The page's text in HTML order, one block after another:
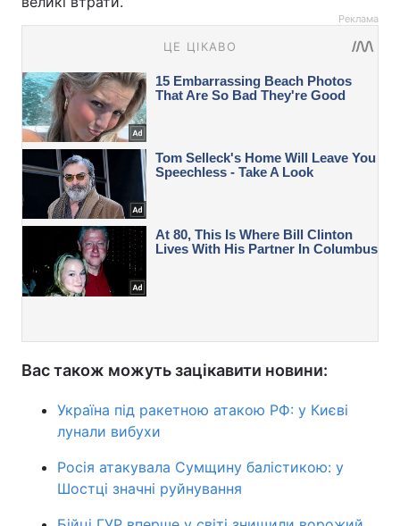
Реклама
Вас також можуть зацікавити новини:
Україна під ракетною атакою РФ: у Києві
лунали вибухи
Росія атакувала Сумщину балістикою: у
Шостці значні руйнування